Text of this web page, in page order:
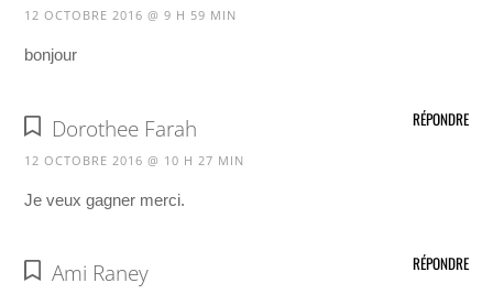
12 OCTOBRE 2016 @ 9 H 59 MIN
bonjour
Dorothee Farah
12 OCTOBRE 2016 @ 10 H 27 MIN
Je veux gagner merci.
RÉPONDRE
Ami Raney RÉPONDRE